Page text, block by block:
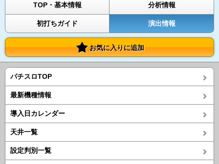
TOP・基本情報 分析情報
初打ちガイド 演出情報
お気に入りに追加
パチスロTOP
最新機種情報
導入日カレンダー
天井一覧
設定判別一覧